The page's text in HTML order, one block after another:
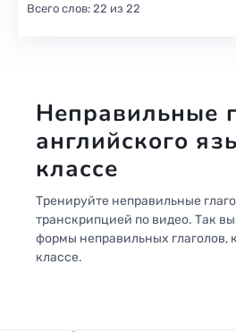
Всего слов: 22 из 22
Неправильные
английского
классе
Тренируйте неправильные
транскрипцией по видео. Так
формы неправильных глаголов,
классе.